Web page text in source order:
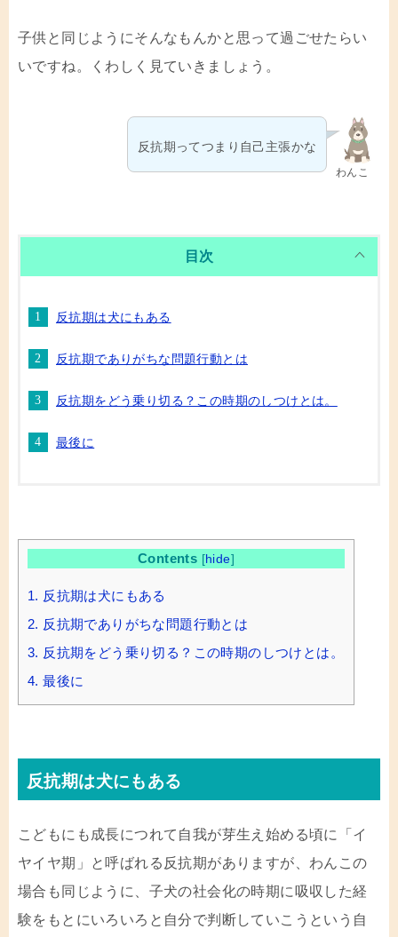
子供と同じようにそんなもんかと思って過ごせたらい
いですね。くわしく見ていきましょう。
わんこ
反抗期ってつまり自己主張かな
目次
反抗期は犬にもある
反抗期でありがちな問題行動とは
反抗期をどう乗り切る？この時期のしつけとは。
最後に
Contents [hide]
1. 反抗期は犬にもある
2. 反抗期でありがちな問題行動とは
3. 反抗期をどう乗り切る？この時期のしつけとは。
4. 最後に
反抗期は犬にもある
こどもにも成長につれて自我が芽生え始める頃に「イ
ヤイヤ期」と呼ばれる反抗期がありますが、わんこの
場合も同じように、子犬の社会化の時期に吸収した経
験をもとにいろいろと自分で判断していこうという自